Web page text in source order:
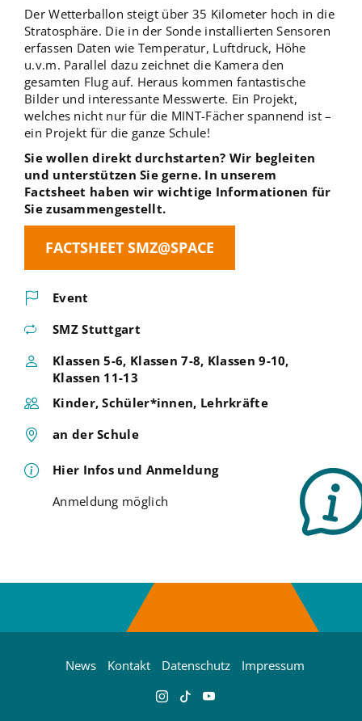
Der Wetterballon steigt über 35 Kilometer hoch in die
Stratosphäre. Die in der Sonde installierten Sensoren
erfassen Daten wie Temperatur, Luftdruck, Höhe
u.v.m. Parallel dazu zeichnet die Kamera den
gesamten Flug auf. Heraus kommen fantastische
Bilder und interessante Messwerte. Ein Projekt,
welches nicht nur für die MINT-Fächer spannend ist –
ein Projekt für die ganze Schule!
Sie wollen direkt durchstarten? Wir begleiten
und unterstützen Sie gerne. In unserem
Factsheet haben wir wichtige Informationen für
Sie zusammengestellt.
FACTSHEET SMZ@SPACE
Event
SMZ Stuttgart
Klassen 5-6, Klassen 7-8, Klassen 9-10,
Klassen 11-13
Kinder, Schüler*innen, Lehrkräfte
an der Schule
Hier Infos und Anmeldung
Anmeldung möglich
News Kontakt Datenschutz Impressum